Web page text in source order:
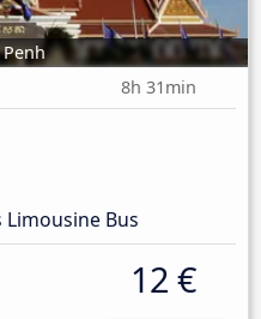
8h 31min
Limousine Bus
12 €